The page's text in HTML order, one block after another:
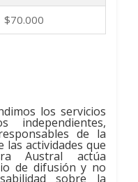
$70.000
los servicios
independientes,
de la
las actividades que
Austral actúa
de difusión y no
sobre la